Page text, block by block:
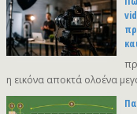
η εικόνα αποκτά ολοένα